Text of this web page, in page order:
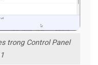
trong Control Panel